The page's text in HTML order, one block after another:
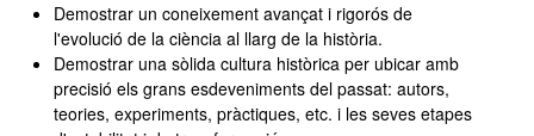
Demostrar un coneixement avançat i rigorós de
l'evolució de la ciència al llarg de la història.
Demostrar una sòlida cultura històrica per ubicar amb
precisió els grans esdeveniments del passat: autors,
teories, experiments, pràctiques, etc. i les seves etapes